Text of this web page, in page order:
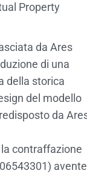
Property
da Ares
di una
della storica
del modello
da
contraffazione
avente